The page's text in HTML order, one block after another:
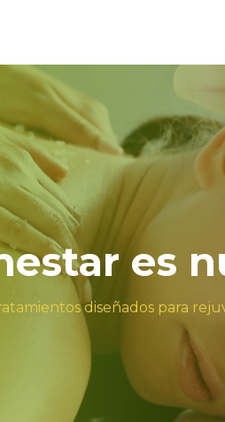
es
diseñados para